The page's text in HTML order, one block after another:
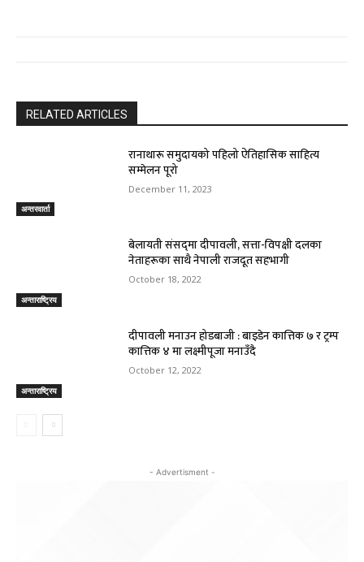
RELATED ARTICLES
अन्तरवार्ता
रानाथारू समुदायको पहिलो ऐतिहासिक साहित्य
सम्मेलन पूरो
December 11, 2023
अन्ताराष्ट्रिय
बेलायती संसद्‌मा दीपावली‚ सत्ता-विपक्षी दलका
नेताहरूका साथै नेपाली राजदूत सहभागी
October 18, 2022
अन्ताराष्ट्रिय
दीपावली मनाउन होडबाजी : बाइडेन कात्तिक ७ र ट्रम्प
कात्तिक ४ मा लक्ष्मीपूजा मनाउँदै
October 12, 2022
- Advertisment -